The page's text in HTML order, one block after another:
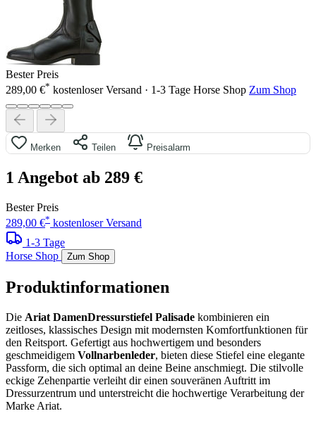
Bester Preis
289,00 €* kostenloser Versand · 1-3 Tage Horse Shop Zum Shop
Merken Teilen Preisalarm
1 Angebot ab 289 €
Bester Preis
289,00 €* kostenloser Versand
1-3 Tage
Horse Shop
Zum Shop
Produktinformationen
Die Ariat DamenDressurstiefel Palisade kombinieren ein
zeitloses, klassisches Design mit modernsten Komfortfunktionen für
den Reitsport. Gefertigt aus hochwertigem und besonders
geschmeidigem Vollnarbenleder, bieten diese Stiefel eine elegante
Passform, die sich optimal an deine Beine anschmiegt. Die stilvolle
eckige Zehenpartie verleiht dir einen souveränen Auftritt im
Dressurzentrum und unterstreicht die hochwertige Verarbeitung der
Marke Ariat.